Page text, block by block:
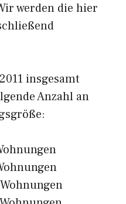
werden die hier
insgesamt
Anzahl an